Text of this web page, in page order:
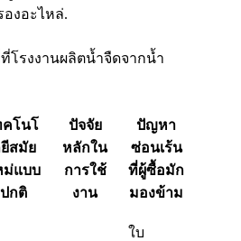
องอะไหล่.
โรงงานผลิตน้ำจืดจากน้ำ
คโนโ
สมัย
ม่แบบ
ปกติ
ปัจจัย
หลักใน
การใช้
งาน
ปัญหา
ซ่อนเร้น
ที่ผู้ซื้อมัก
มองข้าม
ใบ